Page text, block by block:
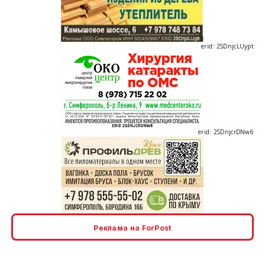
erid: 2SDnjcLUypt
erid: 2SDnjcrDNw6
erid: 2SDnjdPjgYS
Реклама на ForPost